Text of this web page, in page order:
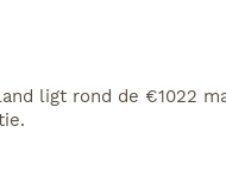
ligt rond de €1022